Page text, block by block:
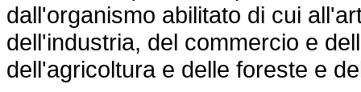
dall'organismo abilitato di cui
dell'industria, del commercio e
dell'agricoltura e delle foreste e